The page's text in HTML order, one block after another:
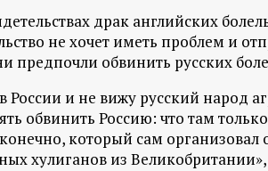
драк английских
не хочет иметь проблем и
предпочли обвинить русских
России и не вижу русский народ
обвинить Россию: что там
который сам
хулиганов из